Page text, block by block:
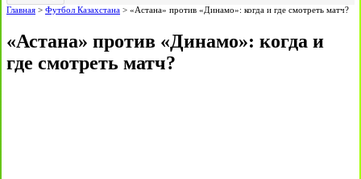
Главная > Футбол Казахстана > «Астана» против «Динамо»: когда и где смотреть матч?
«Астана» против «Динамо»: когда и
где смотреть матч?